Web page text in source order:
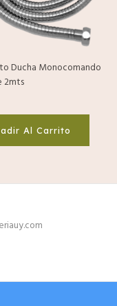
Ducha Monocomando
2mts
Al Carrito